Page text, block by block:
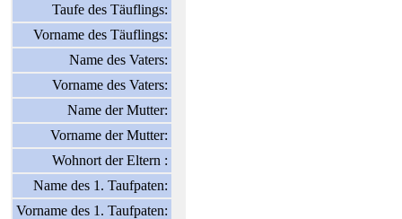
Taufe des Täuflings:
Vorname des Täuflings:
Name des Vaters:
Vorname des Vaters:
Name der Mutter:
Vorname der Mutter:
Wohnort der Eltern :
Name des 1. Taufpaten:
Vorname des 1. Taufpaten: